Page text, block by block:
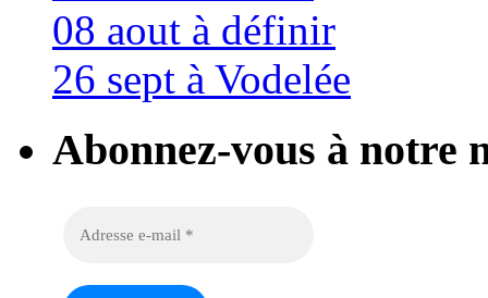
08 aout à définir
26 sept à Vodelée
Abonnez-vous à notre